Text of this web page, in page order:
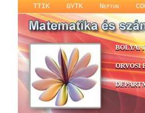
TTIK GYTK Neptun
BOLYAI
ORVOSI